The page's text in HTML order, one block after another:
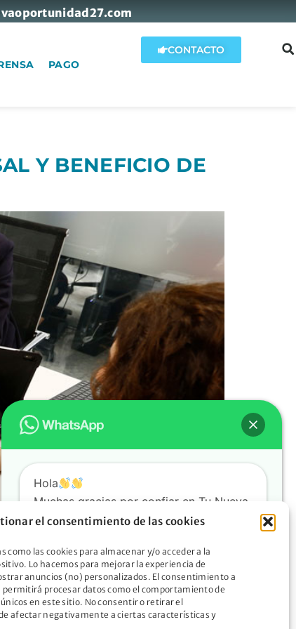
el consentimiento de las cookies
como las cookies para almacenar y/o acceder a la
Lo hacemos para mejorar la experiencia de
anuncios (no) personalizados. El consentimiento a
permitirá procesar datos como el comportamiento de
en este sitio. No consentir o retirar el
afectar negativamente a ciertas características y
PAGO
CONTACTO
Y BENEFICIO DE
nuestro ordenamiento jurídico la
a sus obligaciones de pago,
Hola
Muchas gracias por confiar en Tu Nueva
Oportunidad. ¿En qué podemos
Descubre cómo la Ley de Segunda
Oportunidad puede liberarte de tus
deudas y abrir nuevas puertas hacia un
futuro mejor